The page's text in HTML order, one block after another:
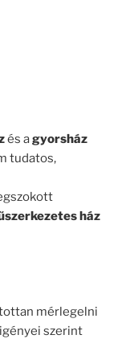
és agyorsház
tudatos,
ház
mérlegelni
szerint